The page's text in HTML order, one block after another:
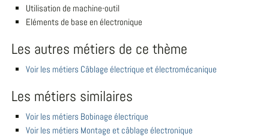
Utilisation de machine-outil
Eléments de base en électronique
Les autres métiers de ce thème
Voir les métiers Câblage électrique et électromécanique
Les métiers similaires
Voir les métiers Bobinage électrique
Voir les métiers Montage et câblage électronique